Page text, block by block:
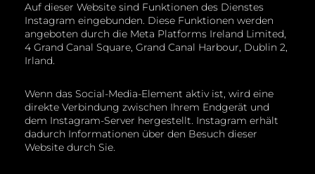
Auf dieser Website sind Funktionen des Dienstes
Instagram eingebunden. Diese Funktionen werden
angeboten durch die Meta Platforms Ireland Limited,
4 Grand Canal Square, Grand Canal Harbour, Dublin 2,
Irland.
Wenn das Social-Media-Element aktiv ist, wird eine
direkte Verbindung zwischen Ihrem Endgerät und
dem Instagram-Server hergestellt. Instagram erhält
dadurch Informationen über den Besuch dieser
Website durch Sie.